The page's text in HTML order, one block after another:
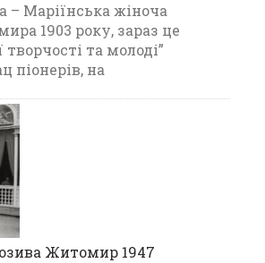
Маріїнська жіноча
1903 року, зараз це
та молоді”
піонерів, на
Житомир 1947